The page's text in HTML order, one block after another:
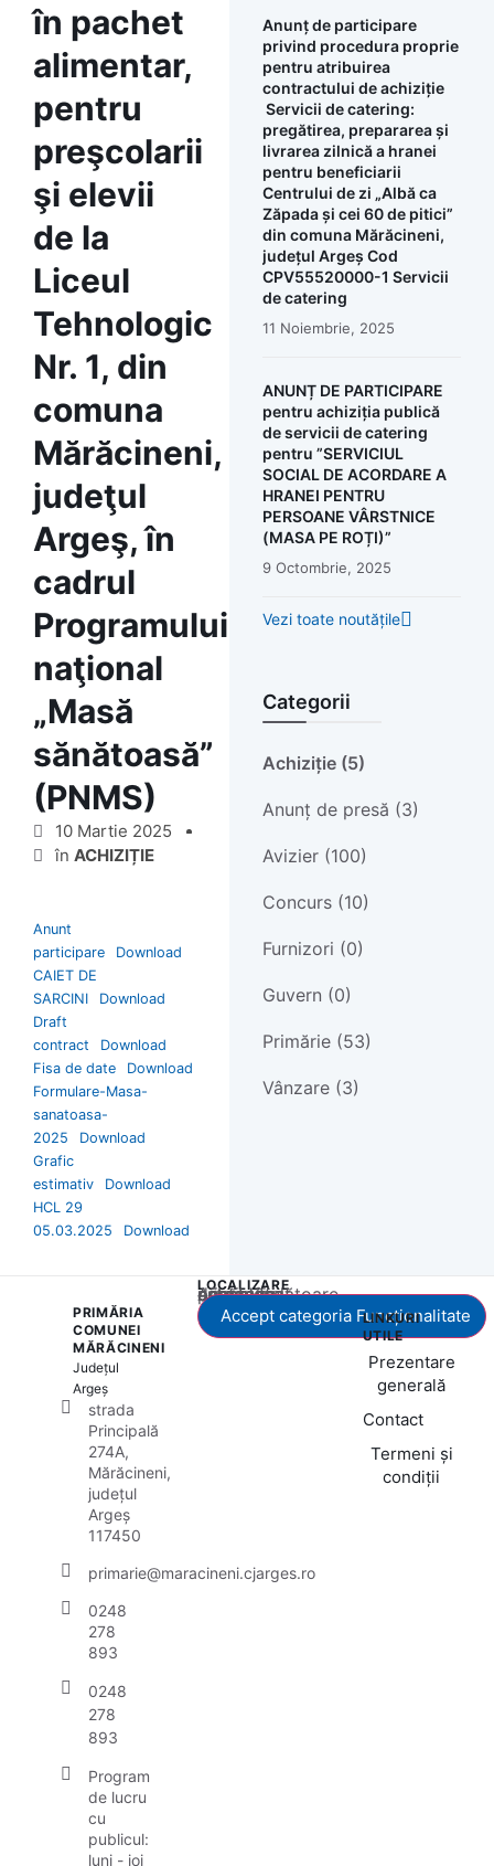
în pachet
alimentar,
pentru
preşcolarii
şi elevii
de la
Liceul
Tehnologic
Nr. 1, din
comuna
Mărăcineni,
judeţul
Argeş, în
cadrul
Programului
naţional
„Masă
sănătoasă”
(PNMS)
10 Martie 2025
în ACHIZIȚIE
Anunt
participare
Download
CAIET DE
SARCINI
Download
Draft
contract
Download
Fisa de date
Download
Formulare-Masa-
sanatoasa-
2025
Download
Grafic
estimativ
Download
HCL 29
05.03.2025
Download
Anunț de participare
privind procedura proprie
pentru atribuirea
contractului de achiziție
Servicii de catering:
pregătirea, prepararea și
livrarea zilnică a hranei
pentru beneficiarii
Centrului de zi „Albă ca
Zăpada și cei 60 de pitici”
din comuna Mărăcineni,
județul Argeș Cod
CPV55520000-1 Servicii
de catering
11 Noiembrie, 2025
ANUNȚ DE PARTICIPARE
pentru achiziția publică
de servicii de catering
pentru ”SERVICIUL
SOCIAL DE ACORDARE A
HRANEI PENTRU
PERSOANE VÂRSTNICE
(MASA PE ROȚI)”
9 Octombrie, 2025
Vezi toate noutățile
Categorii
Achiziție (5)
Anunț de presă (3)
Avizier (100)
Concurs (10)
Furnizori (0)
Guvern (0)
Primărie (53)
Vânzare (3)
PRIMĂRIA
COMUNEI
MĂRĂCINENI
Județul
Argeș
strada
Principală
274A,
Mărăcineni,
județul
Argeș
117450
primarie@maracineni.cjarges.ro
0248
278
893
0248
278
893
Program
de lucru
cu
publicul:
luni - joi
LOCALIZARE
Acest conținut este blocat până când acceptați categoria corespunzătoare de cookie-uri.
Accept categoria Funcționalitate
LINKURI
UTILE
Prezentare
generală
Contact
Termeni și
condiții